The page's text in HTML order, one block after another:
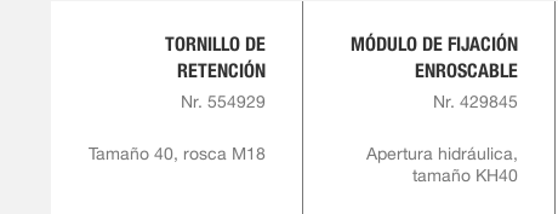
TORNILLO DE
RETENCIÓN
Nr. 554929
Tamaño 40, rosca M18
MÓDULO DE FIJACIÓN
ENROSCABLE
Nr. 429845
Apertura hidráulica,
tamaño KH40